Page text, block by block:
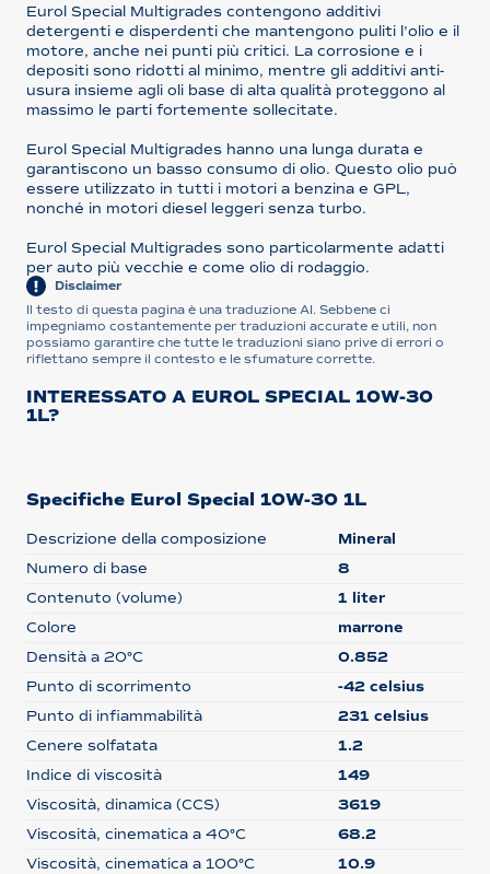
Eurol Special Multigrades contengono additivi
detergenti e disperdenti che mantengono puliti l'olio e il
motore, anche nei punti più critici. La corrosione e i
depositi sono ridotti al minimo, mentre gli additivi anti-
usura insieme agli oli base di alta qualità proteggono al
massimo le parti fortemente sollecitate.
Eurol Special Multigrades hanno una lunga durata e
garantiscono un basso consumo di olio. Questo olio può
essere utilizzato in tutti i motori a benzina e GPL,
nonché in motori diesel leggeri senza turbo.
Eurol Special Multigrades sono particolarmente adatti
per auto più vecchie e come olio di rodaggio.
Disclaimer
Il testo di questa pagina è una traduzione AI. Sebbene ci
impegniamo costantemente per traduzioni accurate e utili, non
possiamo garantire che tutte le traduzioni siano prive di errori o
riflettano sempre il contesto e le sfumature corrette.
INTERESSATO A EUROL SPECIAL 10W-30
1L?
Specifiche Eurol Special 10W-30 1L
Descrizione della composizione
Mineral
Numero di base
8
Contenuto (volume)
1 liter
Colore
marrone
Densità a 20°C
0.852
Punto di scorrimento
-42 celsius
Punto di infiammabilità
231 celsius
Cenere solfatata
1.2
Indice di viscosità
149
Viscosità, dinamica (CCS)
3619
Viscosità, cinematica a 40°C
68.2
Viscosità, cinematica a 100°C
10.9